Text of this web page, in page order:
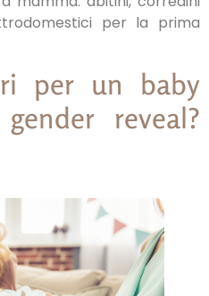
per la prima
per un baby
reveal?